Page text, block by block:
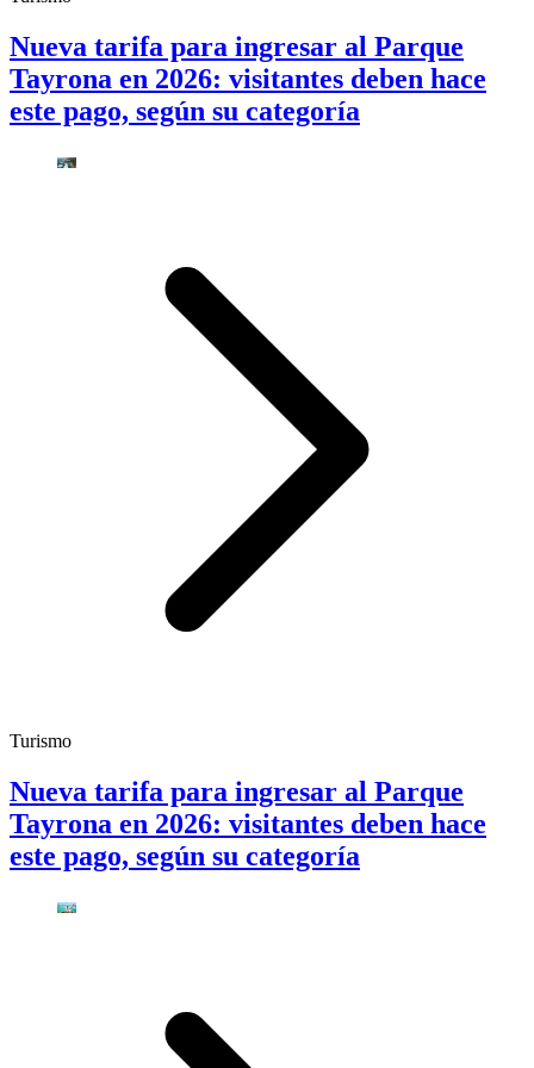
Nueva tarifa para ingresar al Parque
Tayrona en 2026: visitantes deben hace
este pago, según su categoría
Turismo
Nueva tarifa para ingresar al Parque
Tayrona en 2026: visitantes deben hace
este pago, según su categoría